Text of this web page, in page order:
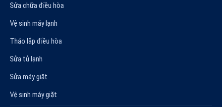
Sửa chữa điều hòa
Vệ sinh máy lạnh
Tháo lắp điều hòa
Sửa tủ lạnh
Sửa máy giặt
Vệ sinh máy giặt